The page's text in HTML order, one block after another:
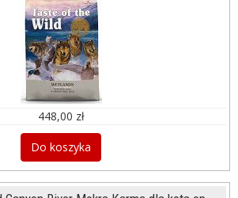
448,00 zł
Do koszyka